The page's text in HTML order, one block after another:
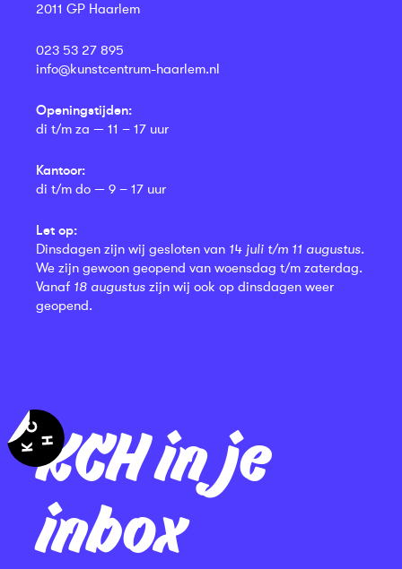
KCH in je
inbox
2011 GP Haarlem
023 53 27 895
info@kunstcentrum-haarlem.nl
Openingstijden:
di t/m za — 11 – 17 uur
Kantoor:
di t/m do — 9 – 17 uur
Let op:
Dinsdagen zijn wij gesloten van 14 juli t/m 11 augustus.
We zijn gewoon geopend van woensdag t/m zaterdag.
Vanaf 18 augustus zijn wij ook op dinsdagen weer
geopend.